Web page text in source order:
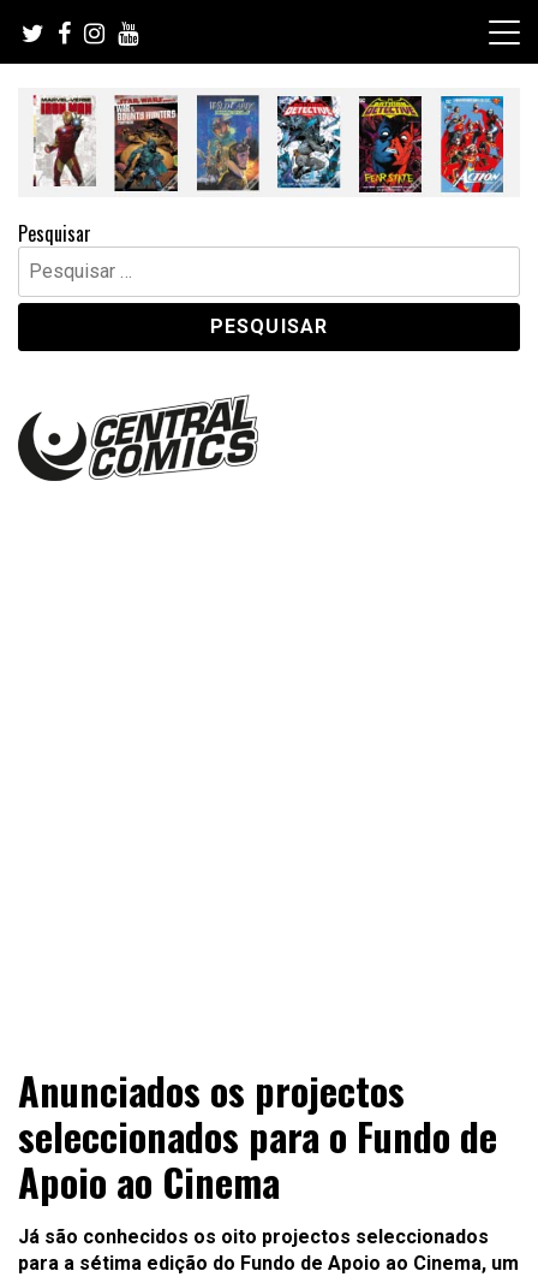
content
Pesquisar
Pesquisar
por:
Central Comics
Anunciados os projectos
seleccionados para o Fundo de
Apoio ao Cinema
Já são conhecidos os oito projectos seleccionados
para a sétima edição do Fundo de Apoio ao Cinema, um